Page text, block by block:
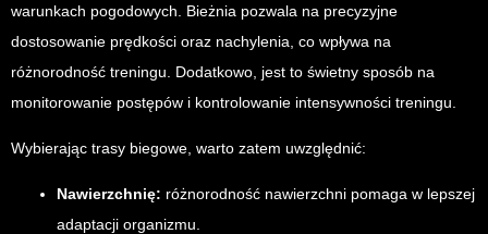
warunkach pogodowych. Bieżnia pozwala na precyzyjne
dostosowanie prędkości oraz nachylenia, co wpływa na
różnorodność treningu. Dodatkowo, jest to świetny sposób na
monitorowanie postępów i kontrolowanie intensywności treningu.
Wybierając trasy biegowe, warto zatem uwzględnić:
Nawierzchnię: różnorodność nawierzchni pomaga w lepszej
adaptacji organizmu.